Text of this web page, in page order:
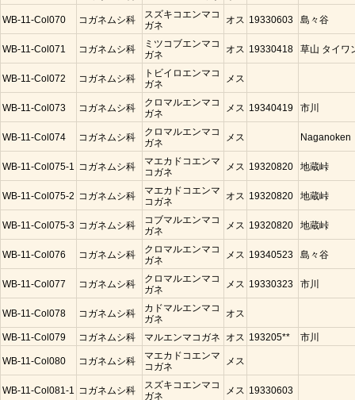
WB-11-Col070 コガネムシ科
スズキコエンマコ
ガネ
オス 19330603 島々谷
WB-11-Col071 コガネムシ科
ミツコブエンマコ
ガネ
オス 19330418 草山 タイワ
WB-11-Col072 コガネムシ科
トビイロエンマコ
ガネ
メス
WB-11-Col073 コガネムシ科
クロマルエンマコ
ガネ
メス 19340419 市川
WB-11-Col074 コガネムシ科
クロマルエンマコ
ガネ
メス Naganoken
WB-11-Col075-1 コガネムシ科
マエカドコエンマ
コガネ
メス 19320820 地蔵峠
WB-11-Col075-2 コガネムシ科
マエカドコエンマ
コガネ
オス 19320820 地蔵峠
WB-11-Col075-3 コガネムシ科
コブマルエンマコ
ガネ
メス 19320820 地蔵峠
WB-11-Col076 コガネムシ科
クロマルエンマコ
ガネ
メス 19340523 島々谷
WB-11-Col077 コガネムシ科
クロマルエンマコ
ガネ
メス 19330323 市川
WB-11-Col078 コガネムシ科
カドマルエンマコ
ガネ
オス
WB-11-Col079 コガネムシ科 マルエンマコガネ オス 193205** 市川
WB-11-Col080 コガネムシ科
マエカドコエンマ
コガネ
メス
WB-11-Col081-1 コガネムシ科
スズキコエンマコ
ガネ
メス 19330603